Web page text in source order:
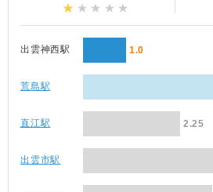
出雲神西駅 1.0
荒島駅
直江駅 2.25
出雲市駅